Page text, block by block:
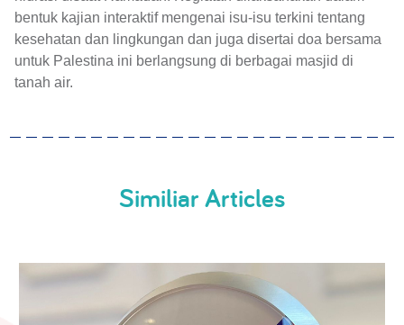
bentuk kajian interaktif mengenai isu-isu terkini tentang
kesehatan dan lingkungan dan juga disertai doa bersama
untuk Palestina ini berlangsung di berbagai masjid di
tanah air.
Similiar Articles